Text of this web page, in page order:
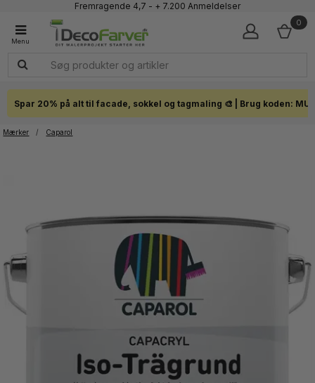
Fremragende 4,7 - + 7.200 Anmeldelser
1-3 dages levering
Click & Collect i hele landet
0
Spar 20% på alt til facade, sokkel og tagmaling 🎨 | Brug koden:
Mærker / Caparol